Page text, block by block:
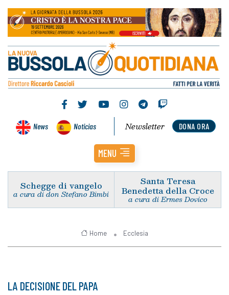
News Noticias DONA ORA
Newsletter
MENU
Schegge di vangelo
a cura di don Stefano Bimbi
Santa Teresa
Benedetta della Croce
a cura di Ermes Dovico
Home Ecclesia
LA DECISIONE DEL PAPA